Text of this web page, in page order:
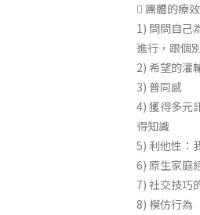
 團體的療
1) 問問自己
進行，跟個
2) 希望的灌
3) 普同感
4) 獲得多元
得知識
5) 利他性：
6) 原生家庭
7) 社交技巧
8) 模仿行為